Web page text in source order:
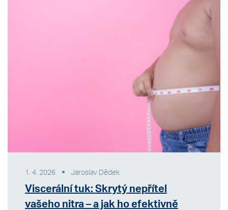
1. 4. 2026 Jaroslav Dědek
Viscerální tuk: Skrytý nepřítel
vašeho nitra – a jak ho efektivně